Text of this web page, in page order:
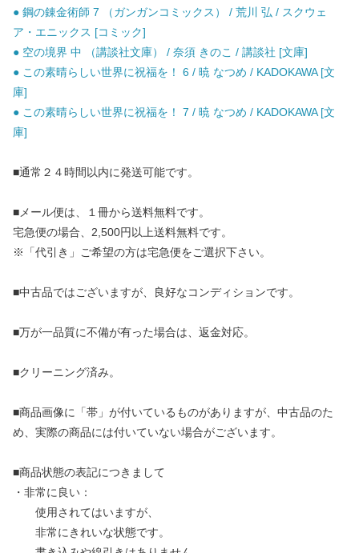
● 鋼の錬金術師 7 （ガンガンコミックス） / 荒川 弘 / スクウェ
ア・エニックス [コミック]
● 空の境界 中 （講談社文庫） / 奈須 きのこ / 講談社 [文庫]
● この素晴らしい世界に祝福を！ 6 / 暁 なつめ / KADOKAWA [文
庫]
● この素晴らしい世界に祝福を！ 7 / 暁 なつめ / KADOKAWA [文
庫]
■通常２４時間以内に発送可能です。
■メール便は、１冊から送料無料です。
宅急便の場合、2,500円以上送料無料です。
※「代引き」ご希望の方は宅急便をご選択下さい。
■中古品ではございますが、良好なコンディションです。
■万が一品質に不備が有った場合は、返金対応。
■クリーニング済み。
■商品画像に「帯」が付いているものがありますが、中古品のた
め、実際の商品には付いていない場合がございます。
■商品状態の表記につきまして
・非常に良い：
使用されてはいますが、
非常にきれいな状態です。